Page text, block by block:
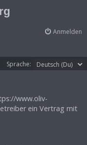
Anmelden
Sprache:
www.oliv-
ein Vertrag mit